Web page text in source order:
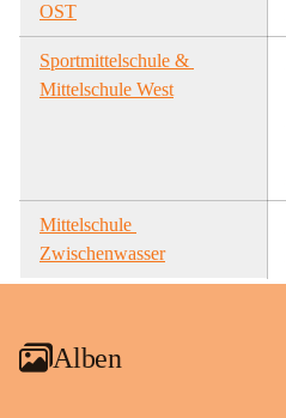
OST
Sportmittelschule &
Mittelschule West
Mittelschule
Zwischenwasser
Alben